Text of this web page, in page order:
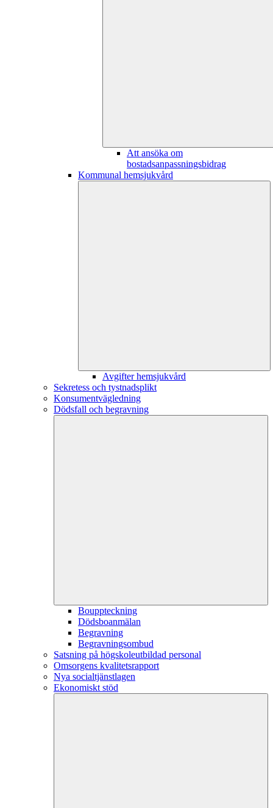
Att ansöka om
bostadsanpassningsbidrag
Kommunal hemsjukvård
Avgifter hemsjukvård
Sekretess och tystnadsplikt
Konsumentvägledning
Dödsfall och begravning
Bouppteckning
Dödsboanmälan
Begravning
Begravningsombud
Satsning på högskoleutbildad personal
Omsorgens kvalitetsrapport
Nya socialtjänstlagen
Ekonomiskt stöd